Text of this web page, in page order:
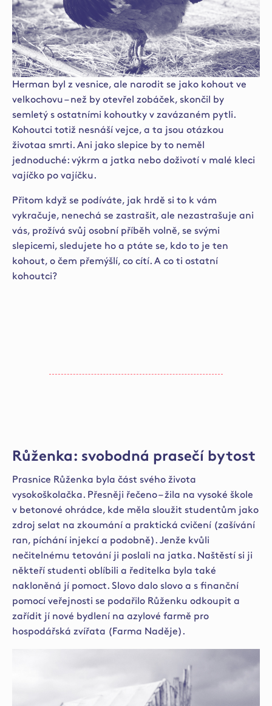
Herman byl z vesnice, ale narodit se jako kohout ve
velkochovu – než by otevřel zobáček, skončil by
semletý s ostatními kohoutky v zavázaném pytli.
Kohoutci totiž nesnáší vejce, a ta jsou otázkou
životaa smrti. Ani jako slepice by to neměl
jednoduché: výkrm a jatka nebo doživotí v malé kleci
vajíčko po vajíčku.
Přitom když se podíváte, jak hrdě si to k vám
vykračuje, nenechá se zastrašit, ale nezastrašuje ani
vás, prožívá svůj osobní příběh volně, se svými
slepicemi, sledujete ho a ptáte se, kdo to je ten
kohout, o čem přemýšlí, co cítí. A co ti ostatní
kohoutci?
Růženka: svobodná prasečí bytost
Prasnice Růženka byla část svého života
vysokoškolačka. Přesněji řečeno – žila na vysoké škole
v betonové ohrádce, kde měla sloužit studentům jako
zdroj selat na zkoumání a praktická cvičení (zašívání
ran, píchání injekcí a podobně). Jenže kvůli
nečitelnému tetování ji poslali na jatka. Naštěstí si ji
někteří studenti oblíbili a ředitelka byla také
nakloněná jí pomoct. Slovo dalo slovo a s finanční
pomocí veřejnosti se podařilo Růženku odkoupit a
zařídit jí nové bydlení na azylové farmě pro
hospodářská zvířata ( Farma Naděje).